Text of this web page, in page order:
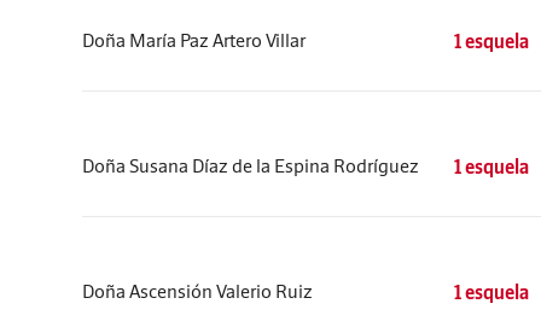
Doña María Paz Artero Villar 1 esquela
Doña Susana Díaz de la Espina Rodríguez 1 esquela
Doña Ascensión Valerio Ruiz 1 esquela